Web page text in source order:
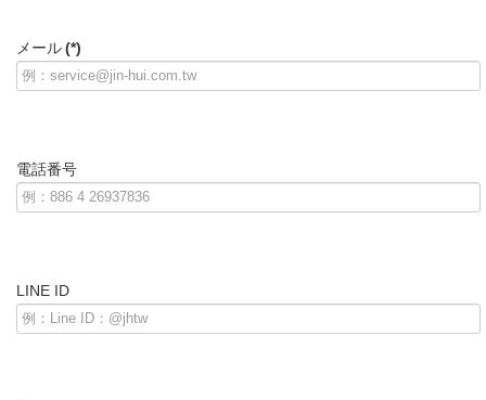
メール(*)
電話番号
LINE ID